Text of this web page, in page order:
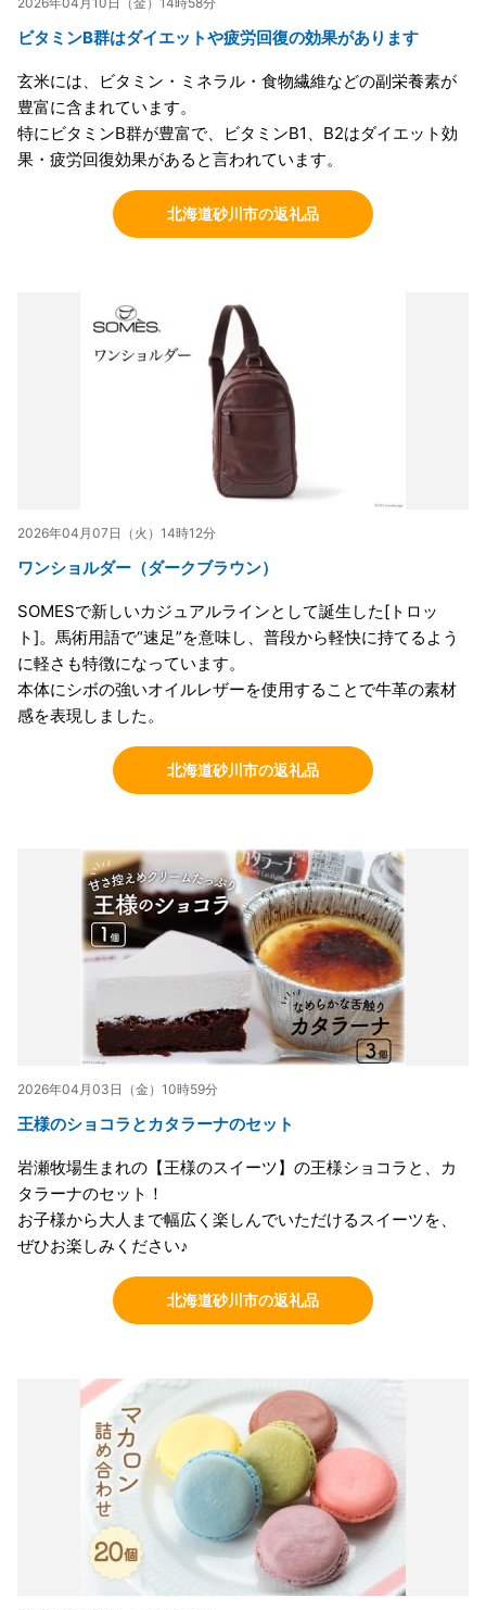
ビタミンB群はダイエットや疲労回復の効果があります
玄米には、ビタミン・ミネラル・食物繊維などの副栄養素が
豊富に含まれています。
特にビタミンB群が豊富で、ビタミンB1、B2はダイエット効
果・疲労回復効果があると言われています。
北海道砂川市の返礼品
2026年04月07日（火）14時12分
ワンショルダー（ダークブラウン）
SOMESで新しいカジュアルラインとして誕生した[トロッ
ト]。馬術用語で“速足”を意味し、普段から軽快に持てるよう
に軽さも特徴になっています。
本体にシボの強いオイルレザーを使用することで牛革の素材
感を表現しました。
北海道砂川市の返礼品
2026年04月03日（金）10時59分
王様のショコラとカタラーナのセット
岩瀬牧場生まれの【王様のスイーツ】の王様ショコラと、カ
タラーナのセット！
お子様から大人まで幅広く楽しんでいただけるスイーツを、
ぜひお楽しみください♪
北海道砂川市の返礼品